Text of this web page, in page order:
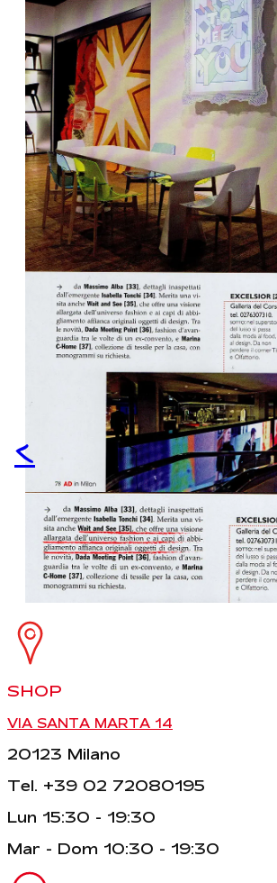
<
SHOP
VIA SANTA MARTA 14
20123 Milano
Tel. +39 02 72080195
Lun 15:30 - 19:30
Mar - Dom 10:30 - 19:30